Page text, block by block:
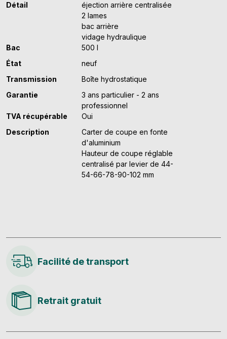
Détail
éjection arrière centralisée
2 lames
bac arrière
vidage hydraulique
Bac
500 l
État
neuf
Transmission
Boîte hydrostatique
Garantie
3 ans particulier - 2 ans
professionnel
TVA récupérable
Oui
Description
Carter de coupe en fonte
d'aluminium
Hauteur de coupe réglable
centralisé par levier de 44-
54-66-78-90-102 mm
Facilité de transport
Retrait gratuit